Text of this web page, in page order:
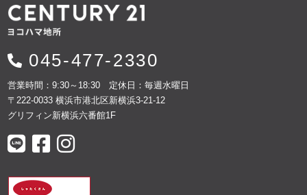
045-477-2330
営業時間：9:30～18:30 定休日：毎週水曜日
〒222-0033 横浜市港北区新横浜3-21-12
グリフィン新横浜六番館1F